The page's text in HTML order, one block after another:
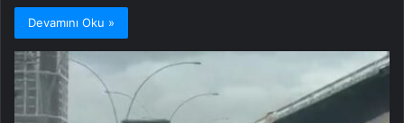
Devamını Oku »